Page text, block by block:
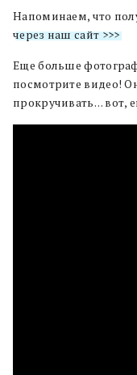
Напоминаем, что
через наш сайт >>>
Еще больше
посмотрите видео!
прокручивать… вот,